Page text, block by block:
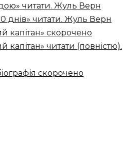
читати. Жуль Верн
днів» читати. Жуль Верн
капітан» скорочено
капітан» читати (повністю).
скорочено